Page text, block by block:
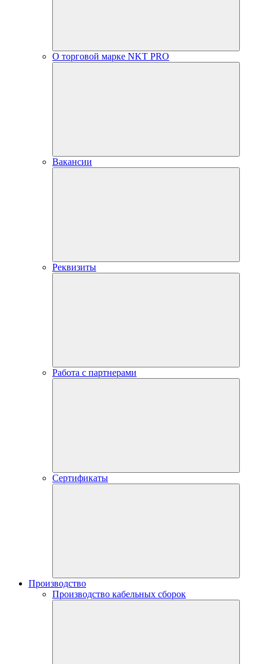
О торговой марке NKT PRO
Вакансии
Реквизиты
Работа с партнерами
Сертификаты
Производство
Производство кабельных сборок